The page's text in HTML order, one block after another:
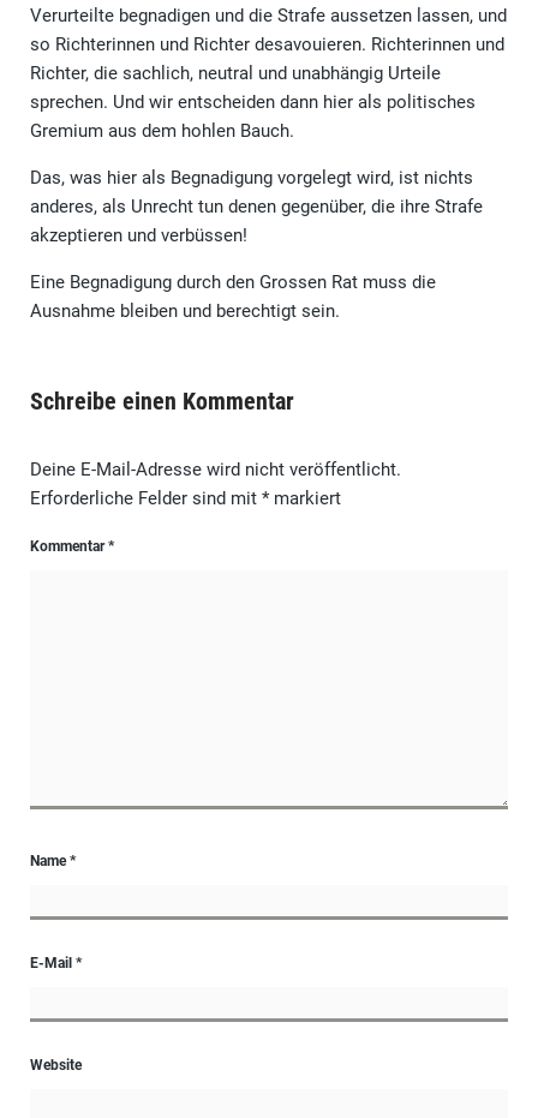
Verurteilte begnadigen und die Strafe aussetzen lassen, und
so Richterinnen und Richter desavouieren. Richterinnen und
Richter, die sachlich, neutral und unabhängig Urteile
sprechen. Und wir entscheiden dann hier als politisches
Gremium aus dem hohlen Bauch.
Das, was hier als Begnadigung vorgelegt wird, ist nichts
anderes, als Unrecht tun denen gegenüber, die ihre Strafe
akzeptieren und verbüssen!
Eine Begnadigung durch den Grossen Rat muss die
Ausnahme bleiben und berechtigt sein.
Schreibe einen Kommentar
Deine E-Mail-Adresse wird nicht veröffentlicht.
Erforderliche Felder sind mit *markiert
Kommentar*
Name*
E-Mail *
Website